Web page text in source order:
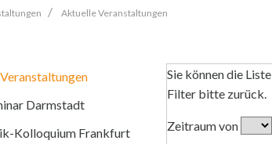
Aktuelle Veranstaltungen
Darmstadt
Kolloquium Frankfurt
Sie können die
Filter bitte zurück.
Zeitraum von